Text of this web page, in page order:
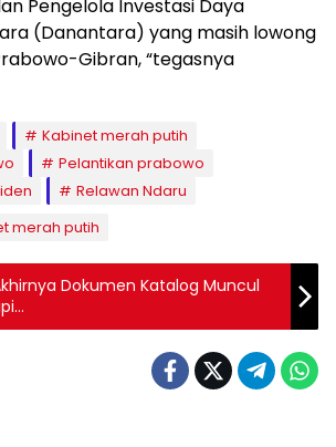
Pengelola Investasi Daya
(Danantara) yang masih lowong
Gibran, “tegasnya
Kabinet merah putih
Pelantikan prabowo
Relawan Ndaru
merah putih
Dokumen Katalog Muncul